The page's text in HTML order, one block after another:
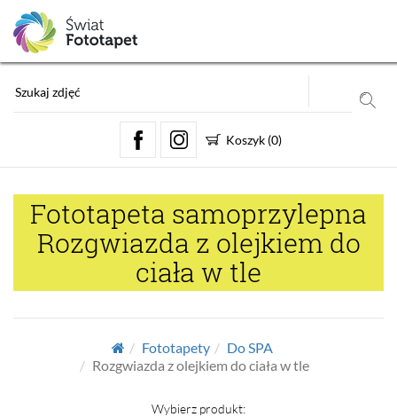
Koszyk (0)
Fototapeta samoprzylepna
Rozgwiazda z olejkiem do
ciała w tle
Fototapety
Do SPA
Rozgwiazda z olejkiem do ciała w tle
Wybierz produkt: